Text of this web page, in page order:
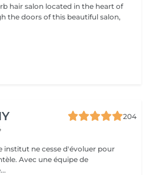
hair salon located in the heart of
204
institut ne cesse d'évoluer pour
Avec une équipe de